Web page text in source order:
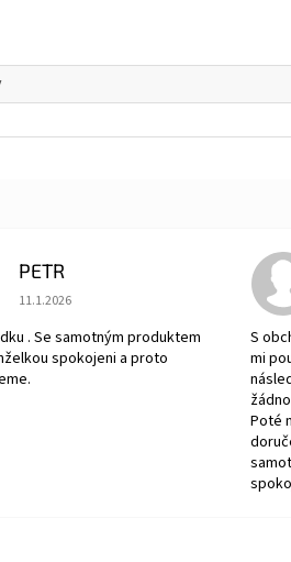
PETR
Hodnocení obchodu je 5 z 5 hvězdiček.
11.1.2026
. Se samotným produktem
spokojeni a proto
S
mi
Poté